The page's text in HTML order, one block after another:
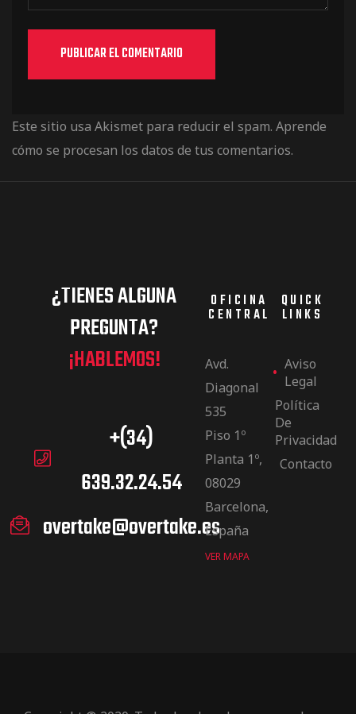
Este sitio usa Akismet para reducir el spam. Aprende
cómo se procesan los datos de tus comentarios.
¿TIENES ALGUNA
PREGUNTA?
¡HABLEMOS!
+(34)
639.32.24.54
overtake@overtake.es
OFICINA
CENTRAL
Avd.
Diagonal
535
Piso 1º
Planta 1º,
08029
Barcelona,
España
VER MAPA
QUICK
LINKS
Aviso
Legal
Política
De
Privacidad
Contacto